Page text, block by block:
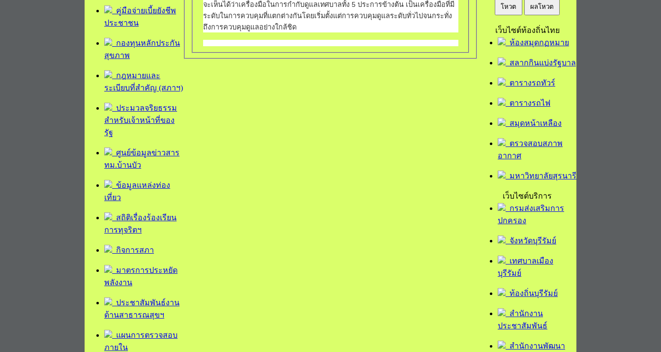
คู่มือจ่ายเบี้ยยังชีพ
ประชาชน
กองทุนหลักประกัน
สุขภาพ
กฎหมายและ
ระเบียบที่สำคัญ (สภาฯ)
ประมวลจริยธรรม
สำหรับเจ้าหน้าที่ของ
รัฐ
ศูนย์ข้อมูลข่าวสาร
ทม.บ้านบัว
ข้อมูลแหล่งท่อง
เที่ยว
สถิติเรื่องร้องเรียน
การทุจริตฯ
กิจการสภา
มาตรการประหยัด
พลังงาน
ประชาสัมพันธ์งาน
ด้านสาธารณสุขฯ
แผนการตรวจสอบ
ภายใน
จะเห็นได้ว่าเครื่องมือในการกำกับดูแลเทศบาลทั้ง 5 ประการข้างต้น เป็นเครื่องมือที่มี
ระดับในการควบคุมที่แตกต่างกันโดยเริ่มตั้งแต่การควบคุมดูแลระดับทั่วไปจนกระทั่ง
ถึงการควบคุมดูแลอย่างใกล้ชิด
โหวต ผลโหวต
เว็บไซต์ท้องถิ่นไทย
ห้องสมุดกฏหมาย
สลากกินแบ่งรัฐบาล
ตารางรถทัวร์
ตารางรถไฟ
สมุดหน้าเหลือง
ตรวจสอบสภาพ
อากาศ
มหาวิทยาลัยสุรนารี
เว็บไซต์บริการ
กรมส่งเสริมการ
ปกครอง
จังหวัดบุรีรัมย์
เทศบาลเมือง
บุรีรัมย์
ท้องถิ่นบุรีรัมย์
สำนักงาน
ประชาสัมพันธ์
สำนักงานพัฒนา